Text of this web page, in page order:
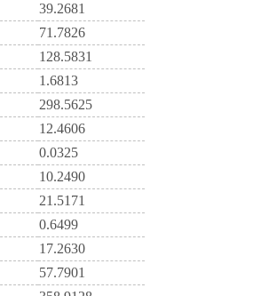
39.2681
71.7826
128.5831
1.6813
298.5625
12.4606
0.0325
10.2490
21.5171
0.6499
17.2630
57.7901